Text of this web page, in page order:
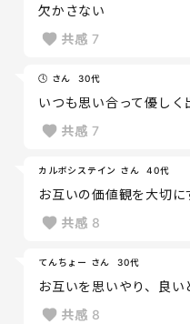
欠かさない
共感 7
🕓 さん 30代
いつも思い合って優しく
共感 7
カルボシステイン さん 40代
お互いの価値観を大切に
共感 8
てんちょー さん 30代
お互いを思いやり、良
共感 8